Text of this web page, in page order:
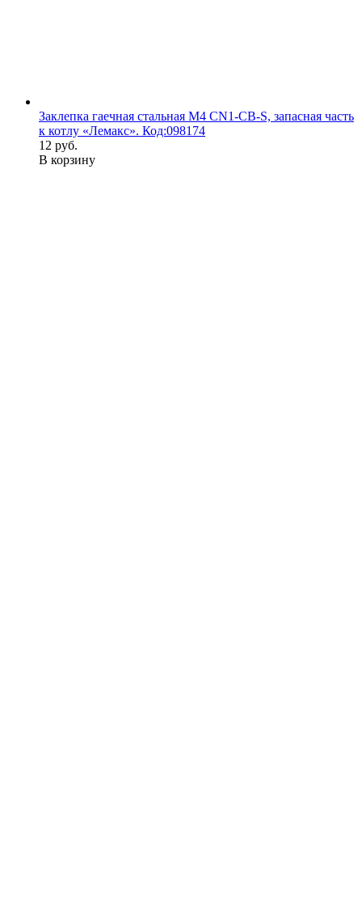
Заклепка гаечная стальная М4 CN1-CB-S, запасная часть
к котлу «Лемакс». Код:098174
12 руб.
В корзину